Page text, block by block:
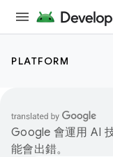
PLATFORM
Google 會運用 AI
能會出錯。